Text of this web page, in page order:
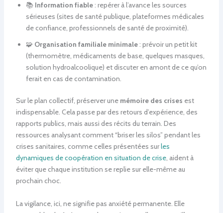
📚 Information fiable: repérer à l’avance les sources
sérieuses (sites de santé publique, plateformes médicales
de confiance, professionnels de santé de proximité).
🧩 Organisation familiale minimale: prévoir un petit kit
(thermomètre, médicaments de base, quelques masques,
solution hydroalcoolique) et discuter en amont de ce qu’on
ferait en cas de contamination.
Sur le plan collectif, préserver une mémoire des crises est
indispensable. Cela passe par des retours d’expérience, des
rapports publics, mais aussi des récits du terrain. Des
ressources analysant comment “briser les silos” pendant les
crises sanitaires, comme celles présentées surles
dynamiques de coopération en situation de crise, aident à
éviter que chaque institution se replie sur elle-même au
prochain choc.
La vigilance, ici, ne signifie pas anxiété permanente. Elle